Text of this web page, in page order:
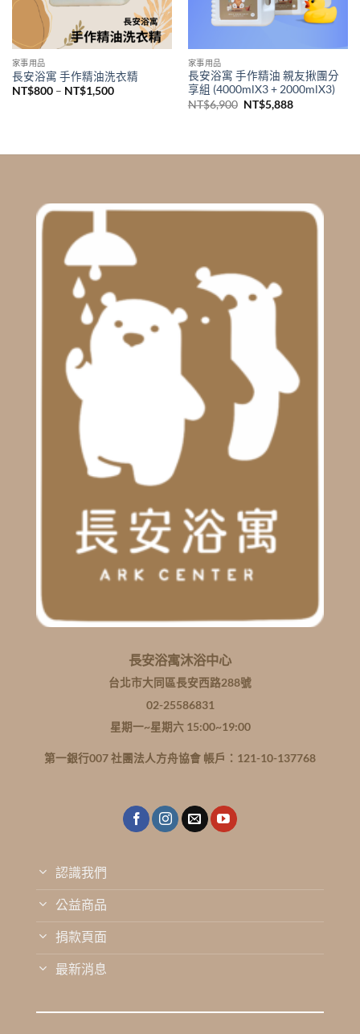
家事用品
長安浴寓 手作精油洗衣精
NT$800 – NT$1,500Price
家事用品
長安浴寓 手作精油 親友揪團分
享組 (4000mlX3 + 2000mlX3)
NT$6,900 Original
NT$5,888Current
長安浴寓沐浴中心
台北市大同區長安西路288號
02-25586831
星期一~星期六 15:00~19:00
第一銀行007 社團法人方舟協會 帳戶：121-10-137768
認識我們
公益商品
捐款頁面
最新消息